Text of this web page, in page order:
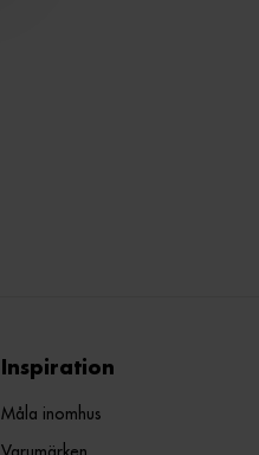
Inspiration
Måla inomhus